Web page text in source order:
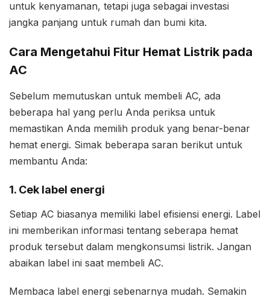
untuk kenyamanan, tetapi juga sebagai investasi
jangka panjang untuk rumah dan bumi kita.
Cara Mengetahui Fitur Hemat Listrik pada
AC
Sebelum memutuskan untuk membeli AC, ada
beberapa hal yang perlu Anda periksa untuk
memastikan Anda memilih produk yang benar-benar
hemat energi. Simak beberapa saran berikut untuk
membantu Anda:
1. Cek label energi
Setiap AC biasanya memiliki label efisiensi energi. Label
ini memberikan informasi tentang seberapa hemat
produk tersebut dalam mengkonsumsi listrik. Jangan
abaikan label ini saat membeli AC.
Membaca label energi sebenarnya mudah. Semakin